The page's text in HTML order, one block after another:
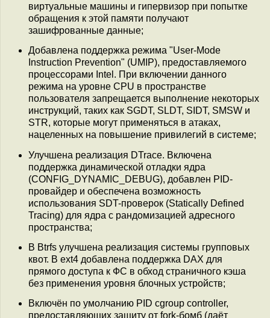
виртуальные машины и гипервизор при попытке
обращения к этой памяти получают
зашифрованные данные;
Добавлена поддержка режима "User-Mode
Instruction Prevention" (UMIP), предоставляемого
процессорами Intel. При включении данного
режима на уровне CPU в пространстве
пользователя запрещается выполнение некоторых
инструкций, таких как SGDT, SLDT, SIDT, SMSW и
STR, которые могут применяться в атаках,
нацеленных на повышение привилегий в системе;
Улучшена реализация DTrace. Включена
поддержка динамической отладки ядра
(CONFIG_DYNAMIC_DEBUG), добавлен PID-
провайдер и обеспечена возможность
использования SDT-проверок (Statically Defined
Tracing) для ядра с рандомизацией адресного
пространства;
В Btrfs улучшена реализация системы групповых
квот. В ext4 добавлена поддержка DAX для
прямого доступа к ФС в обход страничного кэша
без применения уровня блочных устройств;
Включён по умолчанию PID cgroup controller,
предоставляющих защиту от fork-бомб (даёт